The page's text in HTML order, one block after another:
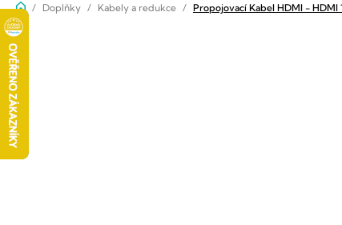
DomůDoplňky Kabely a redukce Propojovací Kabel HDMI - HDMI